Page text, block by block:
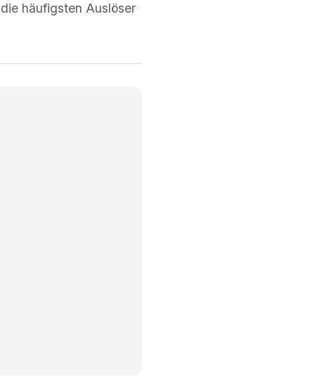
häufigsten Auslöser